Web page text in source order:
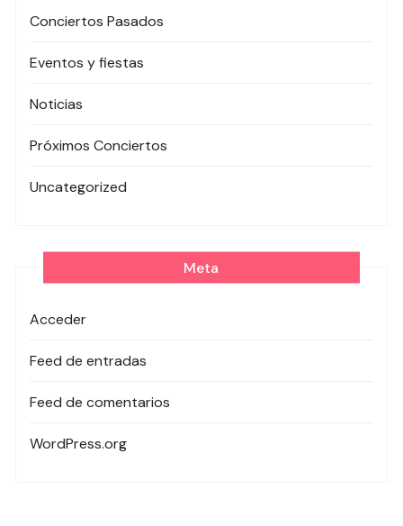
Conciertos Pasados
Eventos y fiestas
Noticias
Próximos Conciertos
Uncategorized
Meta
Acceder
Feed de entradas
Feed de comentarios
WordPress.org